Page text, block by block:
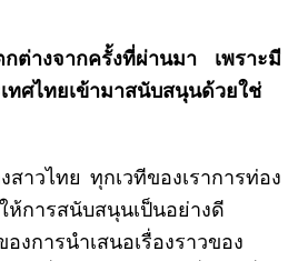
ต่างจากครั้งที่ผ่านมา เพราะมี
ทศไทยเข้ามาสนับสนุนด้วยใช่
สาวไทย ทุกเวทีของเราการท่อง
ห้การสนับสนุนเป็นอย่างดี
องการนำเสนอเรื่องราวของ